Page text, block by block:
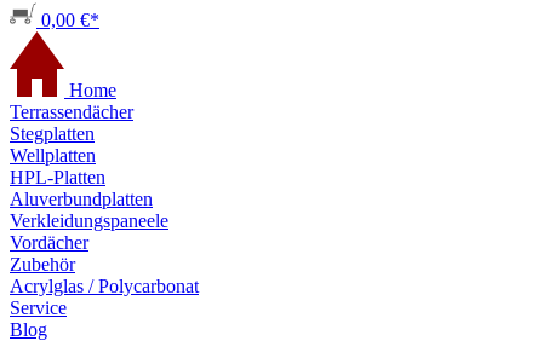
0,00 €*
Home
Terrassendächer
Stegplatten
Wellplatten
HPL-Platten
Aluverbundplatten
Verkleidungspaneele
Vordächer
Zubehör
Acrylglas / Polycarbonat
Service
Blog